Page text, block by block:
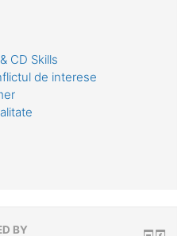
CD Skills
de interese
BY